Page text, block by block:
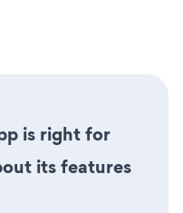
is right for
its features